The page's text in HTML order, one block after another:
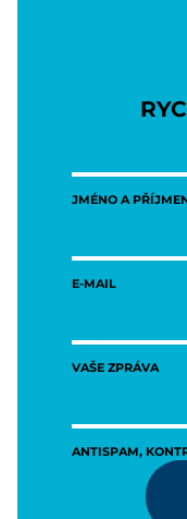
JMÉNO A
E-MAIL
VAŠE ZPRÁVA
ANTISPAM,